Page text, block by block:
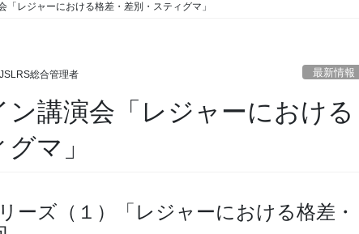
「レジャーにおける格差・差別・スティグマ」
JSLRS総合管理者 最新情報
講演会「レジャーにおける
マ」
ーズ（１）「レジャーにおける格差・